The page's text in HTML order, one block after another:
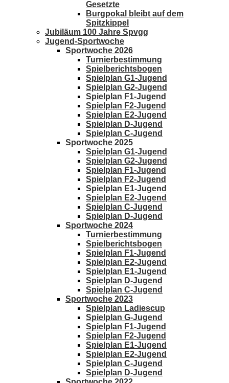
Gesetzte
Burgpokal bleibt auf dem
Spitzkippel
Jubiläum 100 Jahre Spvgg
Jugend-Sportwoche
Sportwoche 2026
Turnierbestimmung
Spielberichtsbogen
Spielplan G1-Jugend
Spielplan G2-Jugend
Spielplan F1-Jugend
Spielplan F2-Jugend
Spielplan E2-Jugend
Spielplan D-Jugend
Spielplan C-Jugend
Sportwoche 2025
Spielplan G1-Jugend
Spielplan G2-Jugend
Spielplan F1-Jugend
Spielplan F2-Jugend
Spielplan E1-Jugend
Spielplan E2-Jugend
Spielplan C-Jugend
Spielplan D-Jugend
Sportwoche 2024
Turnierbestimmung
Spielberichtsbogen
Spielplan F1-Jugend
Spielplan E2-Jugend
Spielplan E1-Jugend
Spielplan D-Jugend
Spielplan C-Jugend
Sportwoche 2023
Spielplan Ladiescup
Spielplan G-Jugend
Spielplan F1-Jugend
Spielplan F2-Jugend
Spielplan E1-Jugend
Spielplan E2-Jugend
Spielplan C-Jugend
Spielplan D-Jugend